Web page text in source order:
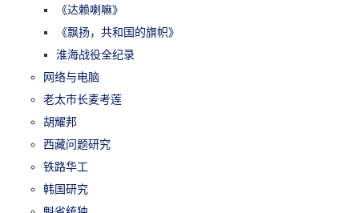
《达赖喇嘛》
《飘扬，共和国的旗帜》
淮海战役全纪录
网络与电脑
老太市长麦考莲
胡耀邦
西藏问题研究
铁路华工
韩国研究